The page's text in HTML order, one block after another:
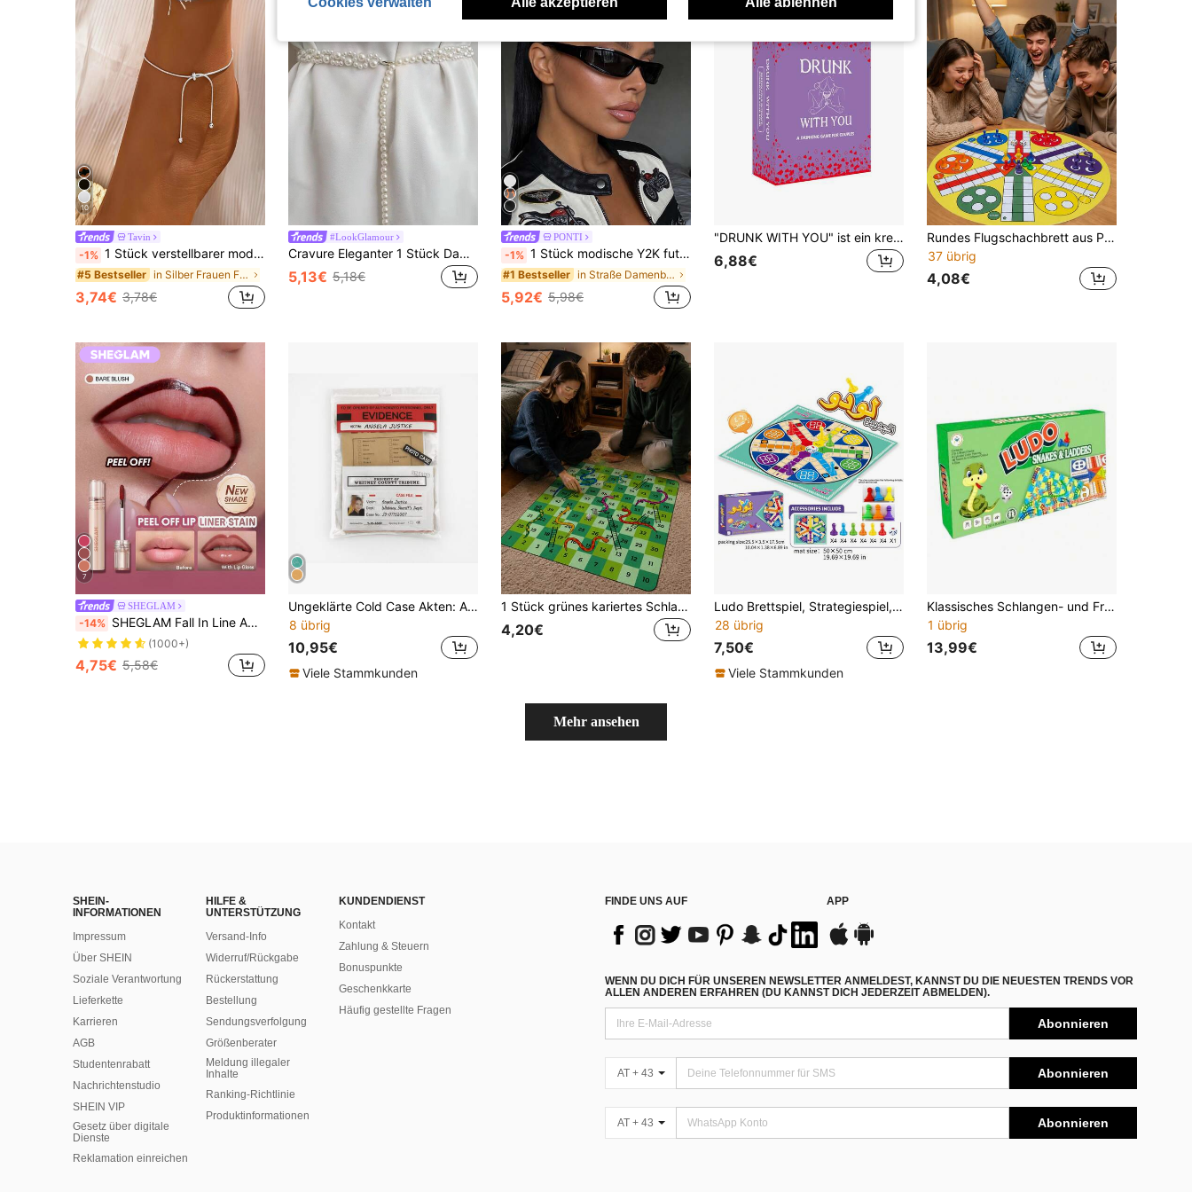
10
Tavin
-1% 1 Stück verstellbarer modischer minimalistischer Schlangenknochen-Knöchelschmuck, geeignet für täglichen Gebrauch oder Partyschmuck
#5 Bestseller in Silber Frauen Fußkettchen
3,74€ 3,78€
#LookGlamour
Cravure Eleganter 1 Stück Damen Kunstperlen Dekor Modekette Gürtel für Sommer, Schule, Herbst, Halloween
5,13€ 5,18€
PONTI
-1% 1 Stück modische Y2K futuristische Damenbrille mit kleinem Rahmen, geeignet für den täglichen Gebrauch, Streetstyle, Urlaub, Reisen, Strand, Outdoor-Aktivitäten und Tourismus
#1 Bestseller in Straße Damenbrillen & Brillenzubehör
5,92€ 5,98€
"DRUNK WITH YOU" ist ein kreatives interaktives Kartenspiel mit 100 Karten, ein ideales Geschenk für Partys, Familienabende, Weihnachtsaktivitäten Outdoor, das Lachen und Spaß in Familientreffen bringt, Partys mit Freunden voller Freude macht und die perfekte Wahl für Valentinstagsgeschenke ist.
6,88€
Rundes Flugschachbrett aus Polyester, geeignet für Hawaii-Urlaub, Familientreffen, Frühlings- und Herbstpicknick-Partys, Erwachsenenspiele, Gruppenspiele, Jungen-Spiele, Mädchen-Spiele, Kinderspiele, Würfelspiele
37 übrig
4,08€
7
SHEGLAM
-14% SHEGLAM Fall In Line Abziehbarer Lippenliner mit Färbung-Bare Blush Marken-Schönheit Kosmetik Make-up für Frauen und Mädchen
(1000+)
4,75€ 5,58€
Ungeklärte Cold Case Akten: Angela Justis | Wer hat Carmens Justis' Mutter ermordet? | Mystery Ermittlungsspiel
8 übrig
10,95€
Viele Stammkunden
1 Stück grünes kariertes Schlangen- und Leitern-Spielmatte, lustiges rechteckiges Polyester-Bodenspieltuch, nummerierte Quadrate und bunter Schlangen- und Leitern-Muster, geeignet für Familientreffen, Spieleabende, Klassenzimmeraktivitäten, Geburtstagspartys, Gruppenspiele und Würfelspiele für Jungen und Mädchen
4,20€
Ludo Brettspiel, Strategiespiel, Arabisch, 2-6 Spieler, Ludo & Parcheesi Brettspiele geeignet für Versammlungen & Partynächte, Größe: 50 * 50 cm / 19,69 * 19,69 Zoll, Partyspiele. Die Farbe der Schachfiguren ist zufällig und kann Mängel aufweisen
28 übrig
7,50€
Viele Stammkunden
Klassisches Schlangen- und Friedensspiel, interaktives Familienspiel-Set, Strategiespiel, Weihnachtsgeschenk, Weihnachtsgeschenk, faltbares mobiles Spiel, Familienunterhaltung, klassisches Spiel, Partyspiel, beste Geschenkoption, Feiertagsgeschenk (zufällige Zubehörfarben)
1 übrig
13,99€
Mehr ansehen
SHEIN-
INFORMATIONEN
Impressum
Über SHEIN
Soziale Verantwortung
Lieferkette
Karrieren
AGB
Studentenrabatt
Nachrichtenstudio
SHEIN VIP
Gesetz über digitale
Dienste
Reklamation einreichen
HILFE &
UNTERSTÜTZUNG
Versand-Info
Widerruf/Rückgabe
Rückerstattung
Bestellung
Sendungsverfolgung
Größenberater
Meldung illegaler
Inhalte
Ranking-Richtlinie
​Produktinformationen
KUNDENDIENST
Kontakt
Zahlung & Steuern
Bonuspunkte
Geschenkkarte
Häufig gestellte Fragen
FINDE UNS AUF APP
WENN DU DICH FÜR UNSEREN NEWSLETTER ANMELDEST, KANNST DU DIE NEUESTEN TRENDS VOR
ALLEN ANDEREN ERFAHREN (DU KANNST DICH JEDERZEIT ABMELDEN).
Abonnieren
AT + 43 Abonnieren
AT + 43 Abonnieren